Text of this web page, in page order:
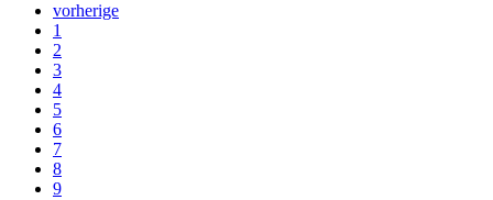
vorherige
1
2
3
4
5
6
7
8
9